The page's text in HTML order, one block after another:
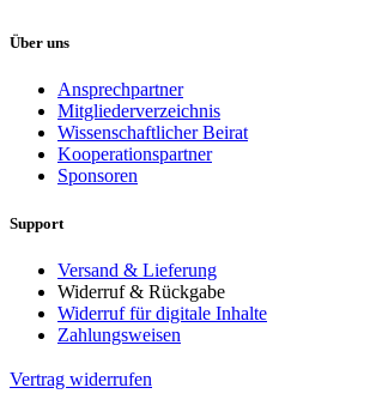
Über uns
Ansprechpartner
Mitgliederverzeichnis
Wissenschaftlicher Beirat
Kooperationspartner
Sponsoren
Support
Versand & Lieferung
Widerruf & Rückgabe
Widerruf für digitale Inhalte
Zahlungsweisen
Vertrag widerrufen